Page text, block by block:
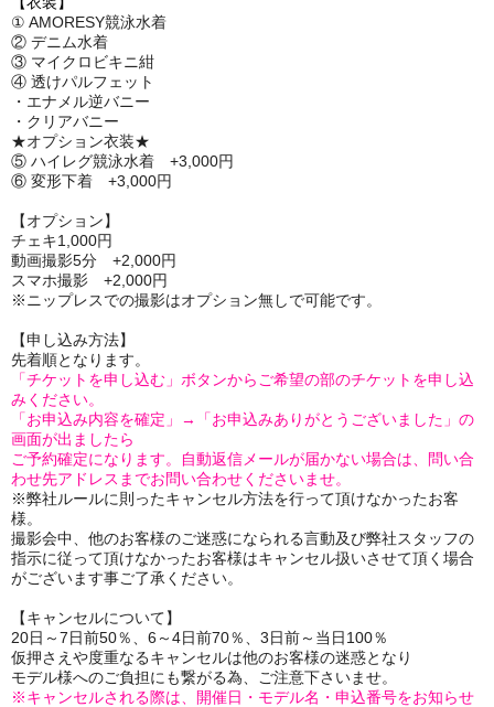
① AMORESY競泳水着
② デニム水着
③ マイクロビキニ紺
④ 透けパルフェット
・エナメル逆バニー
・クリアバニー
★オプション衣装★
⑤ ハイレグ競泳水着 +3,000円
⑥ 変形下着 +3,000円
【オプション】
チェキ1,000円
動画撮影5分 +2,000円
スマホ撮影 +2,000円
※ニップレスでの撮影はオプション無しで可能です。
【申し込み方法】
先着順となります。
「チケットを申し込む」ボタンからご希望の部のチケットを申し込
みください。
「お申込み内容を確定」→「お申込みありがとうございました」の
画面が出ましたら
ご予約確定になります。自動返信メールが届かない場合は、問い合
わせ先アドレスまでお問い合わせくださいませ。
※弊社ルールに則ったキャンセル方法を行って頂けなかったお客
様。
撮影会中、他のお客様のご迷惑になられる言動及び弊社スタッフの
指示に従って頂けなかったお客様はキャンセル扱いさせて頂く場合
がございます事ご了承ください。
【キャンセルについて】
20日～7日前50％、6～4日前70％、3日前～当日100％
仮押さえや度重なるキャンセルは他のお客様の迷惑となり
モデル様へのご負担にも繋がる為、ご注意下さいませ。
※キャンセルされる際は、開催日・モデル名・申込番号をお知らせ